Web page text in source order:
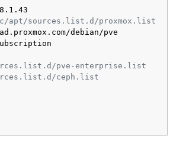
apt/sources.list.d/proxmox.list
debian/pve
pve-enterprise.list
ceph.list